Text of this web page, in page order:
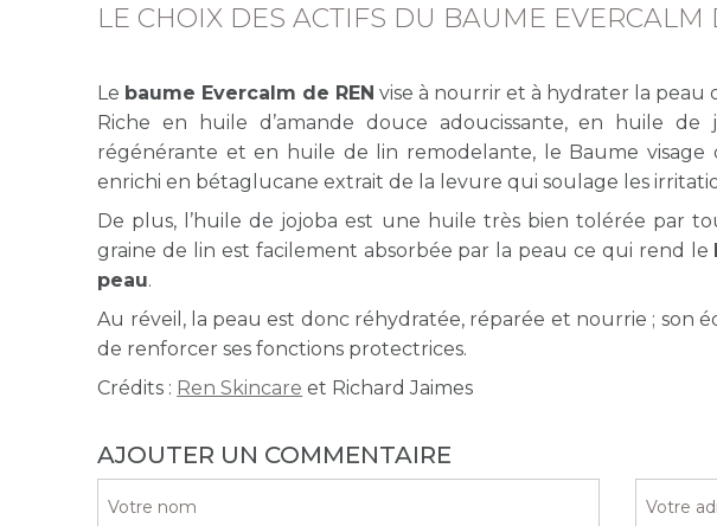
LE CHOIX DES ACTIFS DU BAUME
Le baume Evercalm de REN vise à nourrir et à hydrater la peau
Riche en huile d’amande douce adoucissante, en huile
régénérante et en huile de lin remodelante, le Baume visage
enrichi en bétaglucane extrait de la levure qui soulage les
De plus, l’huile de jojoba est une huile très bien tolérée par
graine de lin est facilement absorbée par la peau ce qui rend le
peau.
Au réveil, la peau est donc réhydratée, réparée et nourrie ; son
de renforcer ses fonctions protectrices.
Crédits : Ren Skincare et Richard Jaimes
AJOUTER UN COMMENTAIRE